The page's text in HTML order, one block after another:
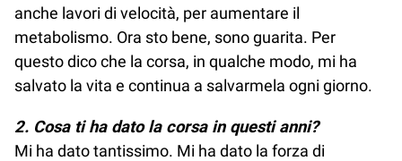
anche lavori di velocità, per aumentare il
metabolismo. Ora sto bene, sono guarita. Per
questo dico che la corsa, in qualche modo, mi ha
salvato la vita e continua a salvarmela ogni giorno.
2. Cosa ti ha dato la corsa in questi anni?
Mi ha dato tantissimo. Mi ha dato la forza di